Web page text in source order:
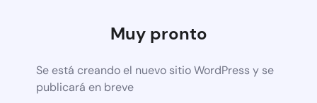
Muy pronto
Se está creando el nuevo sitio WordPress y se
publicará en breve